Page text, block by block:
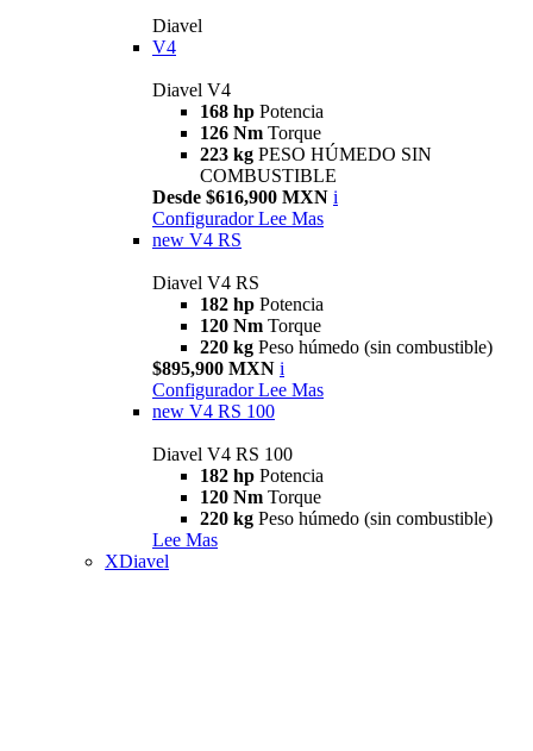
Diavel
V4
Diavel V4
168 hp Potencia
126 Nm Torque
223 kg PESO HÚMEDO SIN
COMBUSTIBLE
Desde $616,900 MXN i
Configurador Lee Mas
new V4 RS
Diavel V4 RS
182 hp Potencia
120 Nm Torque
220 kg Peso húmedo (sin combustible)
$895,900 MXN i
Configurador Lee Mas
new V4 RS 100
Diavel V4 RS 100
182 hp Potencia
120 Nm Torque
220 kg Peso húmedo (sin combustible)
Lee Mas
XDiavel